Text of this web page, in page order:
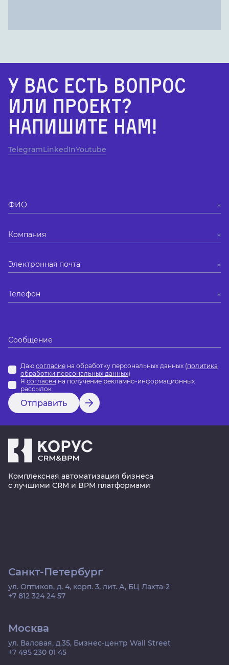
У Вас есть вопрос
или проект?
Напишите нам!
TelegramLinkedInYoutube
Даю согласие на обработку персональных данных (политика
обработки персональных данных)
Я согласен на получение рекламно-информационных
рассылок
Отправить
Комплексная автоматизация бизнеса
с лучшими CRM и BPM платформами
Санкт-Петербург
ул. Оптиков, д. 4, корп. 3, лит. А, БЦ Лахта-2
+7 812 324 24 57
Москва
ул. Валовая, д.35, Бизнес-центр Wall Street
+7 495 230 01 45